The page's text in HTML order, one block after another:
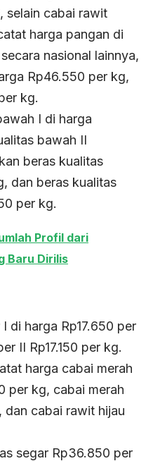
selain cabai rawit
harga pangan di
nasional lainnya,
Rp46.550 per kg,
kg.
I di harga
bawah II
beras kualitas
dan beras kualitas
per kg.
Profil dari
Baru Dirilis
di harga Rp17.650 per
II Rp17.150 per kg.
harga cabai merah
per kg, cabai merah
cabai rawit hijau
segar Rp36.850 per